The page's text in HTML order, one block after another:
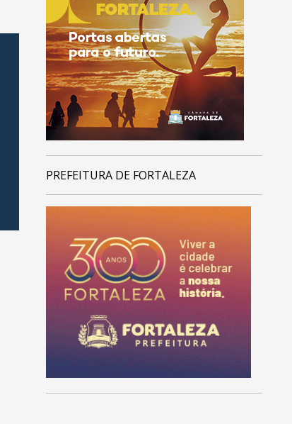
PREFEITURA DE FORTALEZA